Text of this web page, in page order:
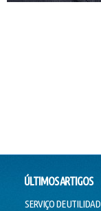
ÚLTIMOS ARTIGOS
SERVIÇO DE